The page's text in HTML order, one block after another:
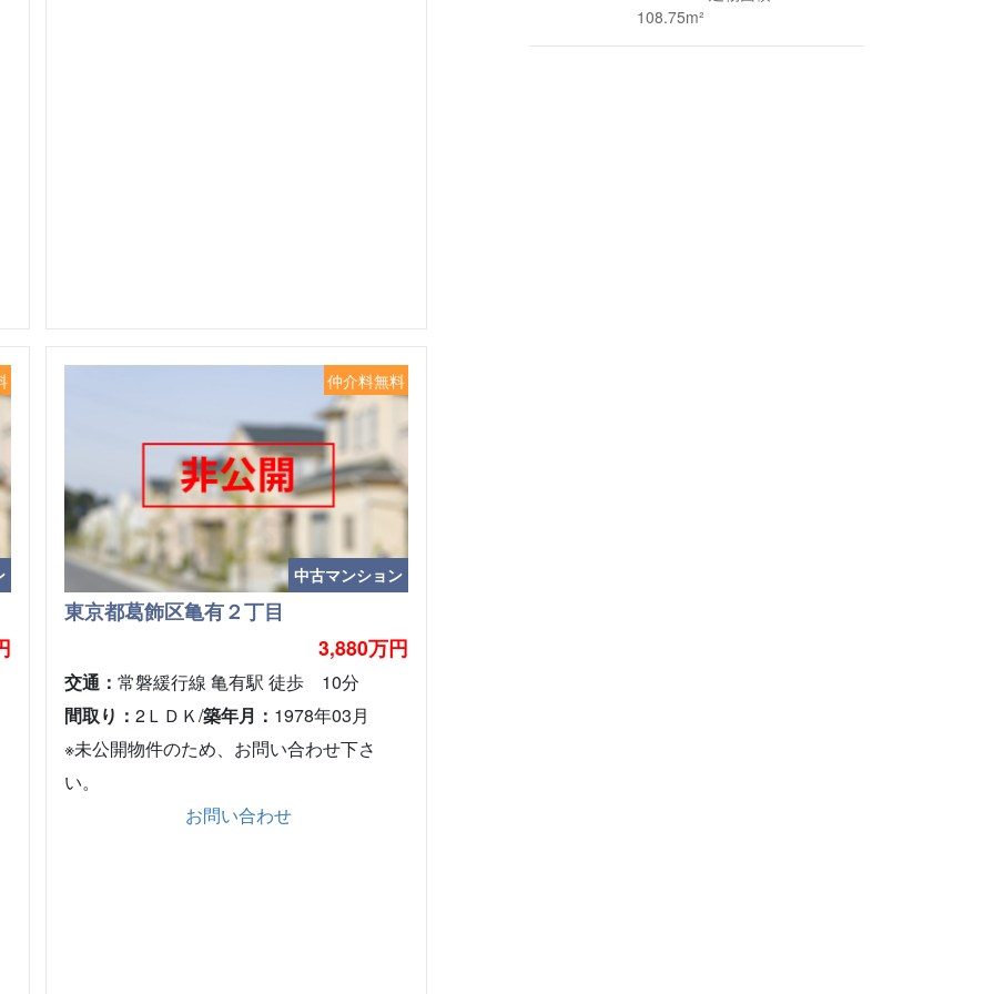
中古マンション
仲介料無料
東京都葛飾区亀有２丁目
3,880万円
交通：常磐緩行線 亀有駅 徒歩 10分
間取り：2ＬＤＫ/築年月： 1978年03月
※未公開物件のため、お問い合わせ下さ
い。
お問い合わせ
108.75m²